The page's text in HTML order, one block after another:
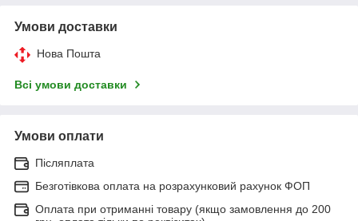
Умови доставки
Нова Пошта
Всі умови доставки
Умови оплати
Післяплата
Безготівкова оплата на розрахунковий рахунок ФОП
Оплата при отриманні товару (якщо замовлення до 200